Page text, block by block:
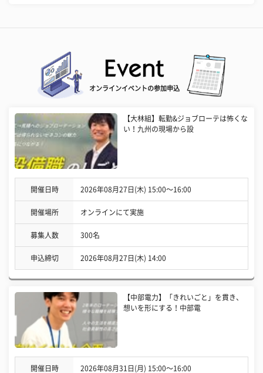
オンラインイベントの参加申込
【大林組】転勤&ジョブローテは怖くな
い！九州の現場から設
開催日時 2026年08月27日(木) 15:00〜16:00
開催場所 オンラインにて実施
募集人数 300名
申込締切 2026年08月27日(木) 14:00
【中部電力】「きれいごと」を貫き、
想いを形にする！中部電
開催日時 2026年08月31日(月) 15:00〜16:00